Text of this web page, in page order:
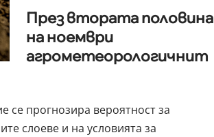
През втората половина
на ноември
агрометеорологичнит
се прогнозира вероятност за
слоеве и на условията за